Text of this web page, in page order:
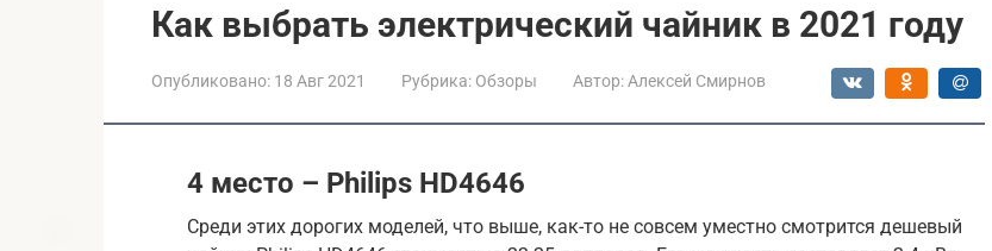
Как выбрать электрический чайник в 2021 году
Опубликовано: 18 Авг 2021 Рубрика: Обзоры Автор: Алексей Смирнов
4 место – Philips HD4646
Среди этих дорогих моделей, что выше, как-то не совсем уместно смотрится дешевый